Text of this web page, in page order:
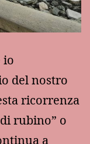
io
del nostro
ricorrenza
rubino” o
a